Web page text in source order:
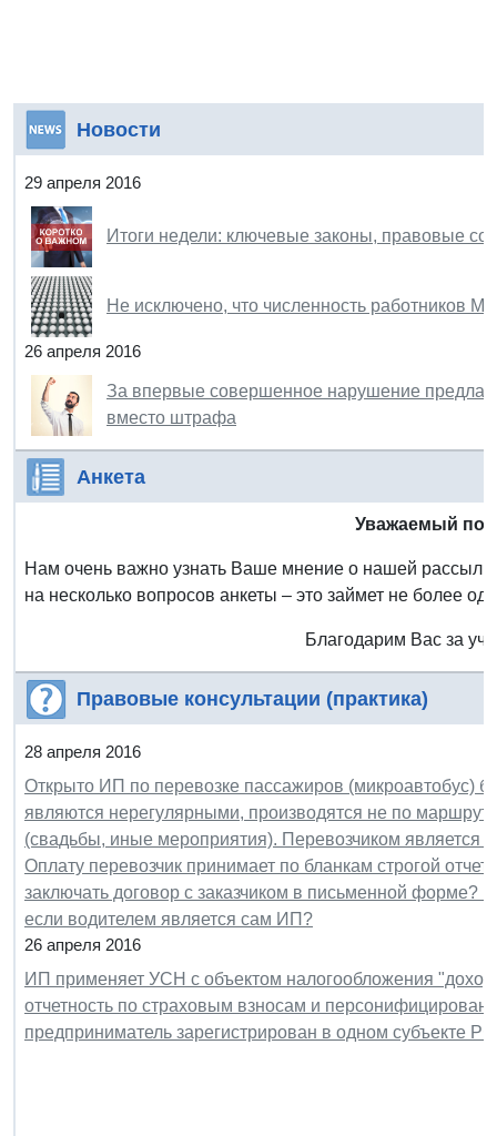
Новости
29 апреля 2016
Итоги недели: ключевые законы, правовые
Не исключено, что численность работников
26 апреля 2016
За впервые совершенное нарушение
вместо штрафа
Анкета
Уважаемый
Нам очень важно узнать Ваше мнение о нашей
на несколько вопросов анкеты – это займет не более
Благодарим Вас за
Правовые консультации (практика)
28 апреля 2016
Открыто ИП по перевозке пассажиров (микроавтобус)
являются нерегулярными, производятся не по
(свадьбы, иные мероприятия). Перевозчиком является
Оплату перевозчик принимает по бланкам строгой
заключать договор с заказчиком в письменной форме?
если водителем является сам ИП?
26 апреля 2016
ИП применяет УСН с объектом налогообложения
отчетность по страховым взносам и
предприниматель зарегистрирован в одном субъекте